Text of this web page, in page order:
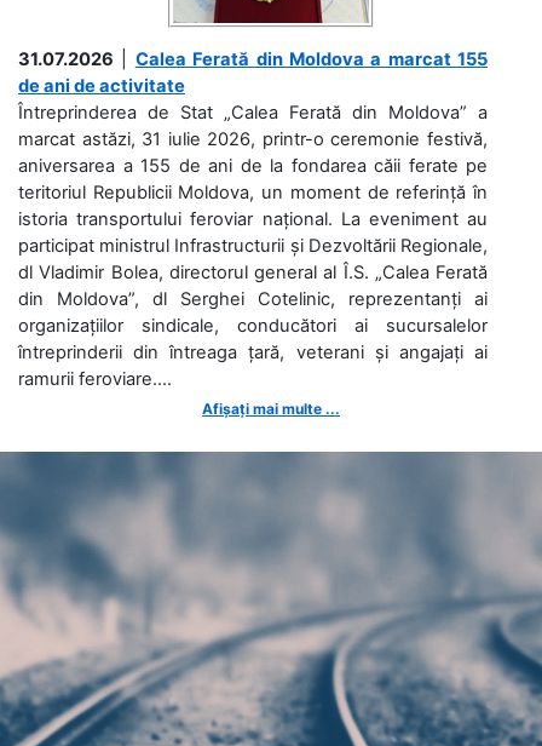
31.07.2026
Calea Ferată din Moldova a marcat 155
de ani de activitate
Întreprinderea de Stat „Calea Ferată din Moldova” a
marcat astăzi, 31 iulie 2026, printr-o ceremonie festivă,
aniversarea a 155 de ani de la fondarea căii ferate pe
teritoriul Republicii Moldova, un moment de referință în
istoria transportului feroviar național. La eveniment au
participat ministrul Infrastructurii și Dezvoltării Regionale,
dl Vladimir Bolea, directorul general al Î.S. „Calea Ferată
din Moldova”, dl Serghei Cotelinic, reprezentanți ai
organizațiilor sindicale, conducători ai sucursalelor
întreprinderii din întreaga țară, veterani și angajați ai
ramurii feroviare....
Afișați mai multe ...